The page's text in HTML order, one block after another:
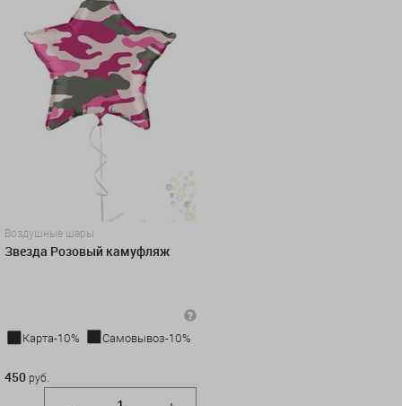
Воздушные шары
Звезда Розовый камуфляж
Карта-10%
Самовывоз-10%
450 руб.